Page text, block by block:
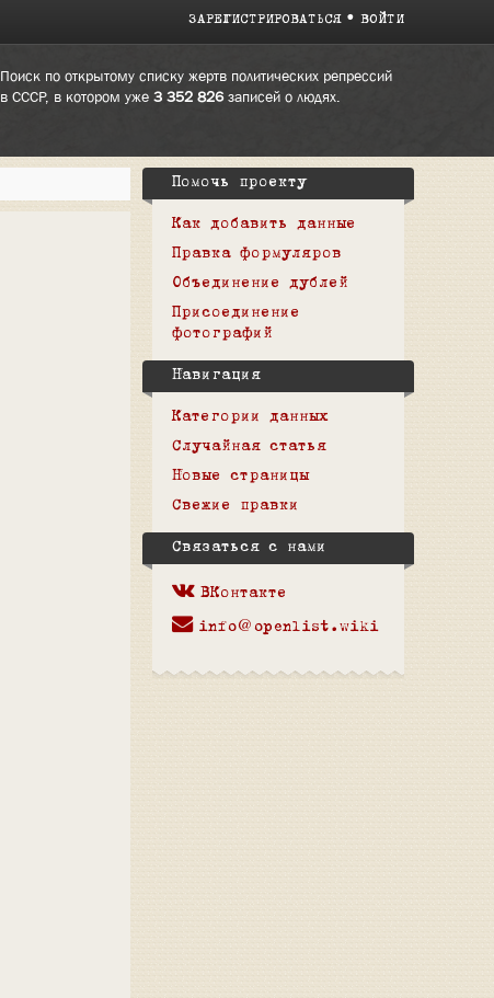
ЗАРЕГИСТРИРОВАТЬСЯ ВОЙТИ
Поиск по открытому списку жертв политических репрессий
в СССР, в котором уже 3 352 826записей о людях.
Помочь проекту
Как добавить данные
Правка формуляров
Объединение дублей
Присоединение
фотографий
Навигация
Категории данных
Случайная статья
Новые страницы
Свежие правки
Связаться с нами
ВКонтакте
info@openlist.wiki